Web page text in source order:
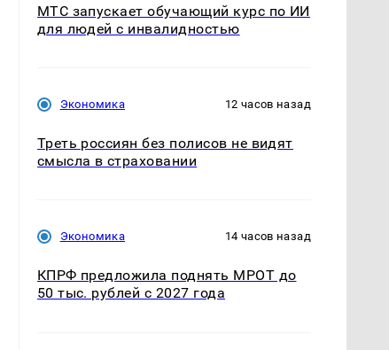
МТС запускает обучающий курс по ИИ
для людей с инвалидностью
Экономика 12 часов назад
Треть россиян без полисов не видят
смысла в страховании
Экономика 14 часов назад
КПРФ предложила поднять МРОТ до
50 тыс. рублей с 2027 года